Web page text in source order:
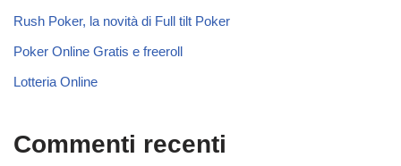
Rush Poker, la novità di Full tilt Poker
Poker Online Gratis e freeroll
Lotteria Online
Commenti recenti